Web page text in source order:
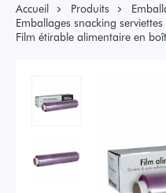
Accueil Produits
Emballages snacking serviettes
Film étirable alimentaire en